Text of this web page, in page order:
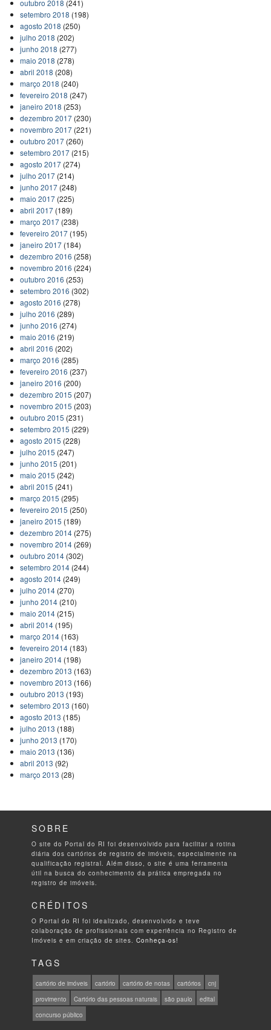
outubro 2018 (241)
setembro 2018 (198)
agosto 2018 (250)
julho 2018 (202)
junho 2018 (277)
maio 2018 (278)
abril 2018 (208)
março 2018 (240)
fevereiro 2018 (247)
janeiro 2018 (253)
dezembro 2017(230)
novembro 2017(221)
outubro 2017(260)
setembro 2017(215)
agosto 2017(274)
julho 2017(214)
junho 2017(248)
maio 2017(225)
abril 2017(189)
março 2017(238)
fevereiro 2017(195)
janeiro 2017(184)
dezembro 2016 (258)
novembro 2016 (224)
outubro 2016 (253)
setembro 2016 (302)
agosto 2016 (278)
julho 2016 (289)
junho 2016 (274)
maio 2016 (219)
abril 2016 (202)
março 2016 (285)
fevereiro 2016 (237)
janeiro 2016 (200)
dezembro 2015 (207)
novembro 2015 (203)
outubro 2015 (231)
setembro 2015 (229)
agosto 2015 (228)
julho 2015 (247)
junho 2015 (201)
maio 2015 (242)
abril 2015 (241)
março 2015 (295)
fevereiro 2015 (250)
janeiro 2015 (189)
dezembro 2014(275)
novembro 2014(269)
outubro 2014(302)
setembro 2014(244)
agosto 2014(249)
julho 2014(270)
junho 2014(210)
maio 2014(215)
abril 2014(195)
março 2014(163)
fevereiro 2014(183)
janeiro 2014(198)
dezembro 2013 (163)
novembro 2013 (166)
outubro 2013 (193)
setembro 2013 (160)
agosto 2013 (185)
julho 2013 (188)
junho 2013 (170)
maio 2013 (136)
abril 2013 (92)
março 2013 (28)
SOBRE
O site do Portal do RI foi desenvolvido para facilitar a rotina
diária dos cartórios de registro de imóveis, especialmente na
qualificação registral. Além disso, o site é uma ferramenta
útil na busca do conhecimento da prática empregada no
registro de imóveis.
CRÉDITOS
O Portal do RI foi idealizado, desenvolvido e teve
colaboração de profissionais com experiência no Registro de
Imóveis e em criação de sites.Conheça-os!
TAGS
cartório de imóveis cartório cartório de notas cartórios
cnj
provimento
Cartório das pessoas naturais são paulo
edital
concurso público